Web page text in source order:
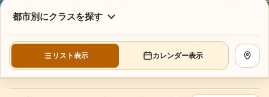
サルサ用語集
ショップ
TuneTempo
都市別にクラスを探す
リスト表示 カレンダー表示 地図